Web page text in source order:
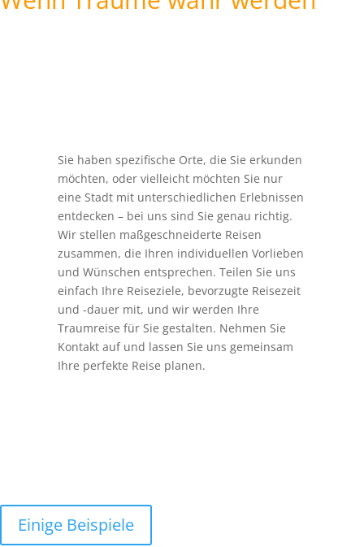
Sie haben spezifische Orte, die Sie erkunden
möchten, oder vielleicht möchten Sie nur
eine Stadt mit unterschiedlichen Erlebnissen
entdecken – bei uns sind Sie genau richtig.
Wir stellen maßgeschneiderte Reisen
zusammen, die Ihren individuellen Vorlieben
und Wünschen entsprechen. Teilen Sie uns
einfach Ihre Reiseziele, bevorzugte Reisezeit
und -dauer mit, und wir werden Ihre
Traumreise für Sie gestalten. Nehmen Sie
Kontakt auf und lassen Sie uns gemeinsam
Ihre perfekte Reise planen.
Einige Beispiele